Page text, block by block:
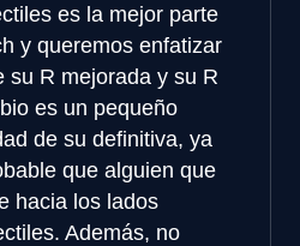
es la mejor parte
y queremos enfatizar
su R mejorada y su R
es un pequeño
de su definitiva, ya
que alguien que
hacia los lados
Además, no